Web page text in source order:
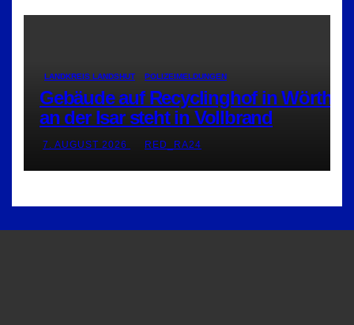
LANDKREIS LANDSHUT POLIZEIMELDUNGEN
Gebäude auf Recyclinghof in Wörth
an der Isar steht in Vollbrand
7. AUGUST 2026 RED_RA24